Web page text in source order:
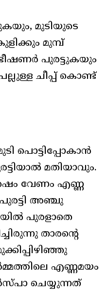
മുടിയുടെ
മുമ്പ്
പുരട്ടുകയും
ചീപ്പ് കൊണ്ട്
പൊട്ടിപ്പോകാന്‍
മതിയാവും.
വേണം എണ്ണ
അഞ്ചു
പുരളാതെ
താരന്റെ
എണ്ണമയം
ചെയ്യുന്നത്